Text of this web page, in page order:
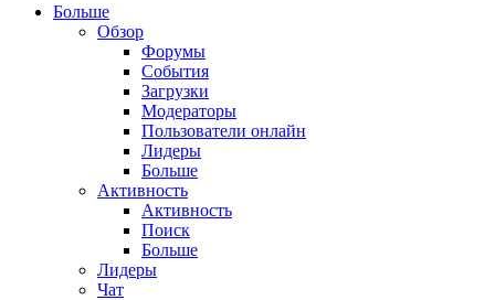
Больше
Обзор
Форумы
События
Загрузки
Модераторы
Пользователи онлайн
Лидеры
Больше
Активность
Активность
Поиск
Больше
Лидеры
Чат